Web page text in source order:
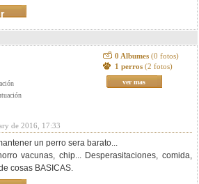
0 Albumes (0 fotos)
1 perros (2 fotos)
ver mas
de 2016, 17:33
un perro sera barato...
vacunas, chip... Desperasitaciones, comida,
cosas BASICAS.